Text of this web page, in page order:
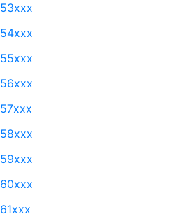
53xxx
54xxx
55xxx
56xxx
57xxx
58xxx
59xxx
60xxx
61xxx